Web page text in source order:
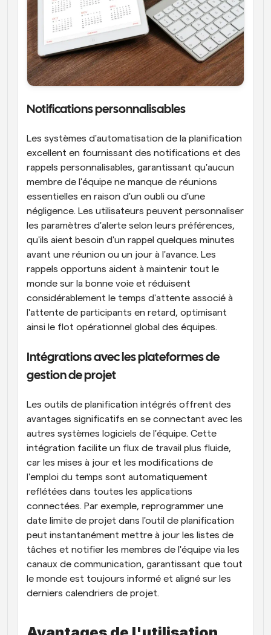
Notifications personnalisables
Les systèmes d'automatisation de la planification
excellent en fournissant des notifications et des
rappels personnalisables, garantissant qu'aucun
membre de l'équipe ne manque de réunions
essentielles en raison d'un oubli ou d'une
négligence. Les utilisateurs peuvent personnaliser
les paramètres d'alerte selon leurs préférences,
qu'ils aient besoin d'un rappel quelques minutes
avant une réunion ou un jour à l'avance. Les
rappels opportuns aident à maintenir tout le
monde sur la bonne voie et réduisent
considérablement le temps d'attente associé à
l'attente de participants en retard, optimisant
ainsi le flot opérationnel global des équipes.
Intégrations avec les plateformes de
gestion de projet
Les outils de planification intégrés offrent des
avantages significatifs en se connectant avec les
autres systèmes logiciels de l'équipe. Cette
intégration facilite un flux de travail plus fluide,
car les mises à jour et les modifications de
l'emploi du temps sont automatiquement
reflétées dans toutes les applications
connectées. Par exemple, reprogrammer une
date limite de projet dans l'outil de planification
peut instantanément mettre à jour les listes de
tâches et notifier les membres de l'équipe via les
canaux de communication, garantissant que tout
le monde est toujours informé et aligné sur les
derniers calendriers de projet.